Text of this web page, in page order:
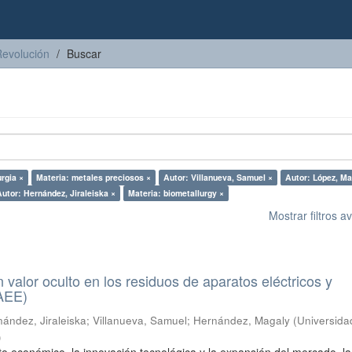
Buscar
× Materia: metales preciosos × Autor: Villanueva, Samuel ×
Autor: López,
Hernández, Jiraleiska ×
Materia: biometallurgy ×
Mostrar filtros
valor oculto en los residuos de aparatos eléctricos y
Jiraleiska;Villanueva, Samuel; Hernández, Magaly (